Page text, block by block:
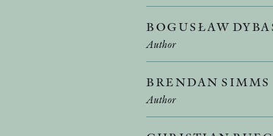
BOGUSŁAW
Author
BRENDAN SIMMS
Author